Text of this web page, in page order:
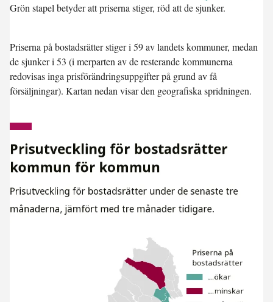
Grön stapel betyder att priserna stiger, röd att de sjunker.
Priserna på bostadsrätter stiger i 59 av landets kommuner, medan
de sjunker i 53 (i merparten av de resterande kommunerna
redovisas inga prisförändringsuppgifter på grund av få
försäljningar). Kartan nedan visar den geografiska spridningen.